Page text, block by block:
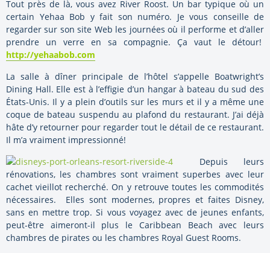
Tout près de là, vous avez River Roost. Un bar typique où un
certain Yehaa Bob y fait son numéro. Je vous conseille de
regarder sur son site Web les journées où il performe et d’aller
prendre un verre en sa compagnie. Ça vaut le détour!
http://yehaabob.com
La salle à dîner principale de l’hôtel s’appelle Boatwright’s
Dining Hall. Elle est à l’effigie d’un hangar à bateau du sud des
États-Unis. Il y a plein d’outils sur les murs et il y a même une
coque de bateau suspendu au plafond du restaurant. J’ai déjà
hâte d’y retourner pour regarder tout le détail de ce restaurant.
Il m’a vraiment impressionné!
Depuis leurs
rénovations, les chambres sont vraiment superbes avec leur
cachet vieillot recherché. On y retrouve toutes les commodités
nécessaires. Elles sont modernes, propres et faites Disney,
sans en mettre trop. Si vous voyagez avec de jeunes enfants,
peut-être aimeront-il plus le Caribbean Beach avec leurs
chambres de pirates ou les chambres Royal Guest Rooms.